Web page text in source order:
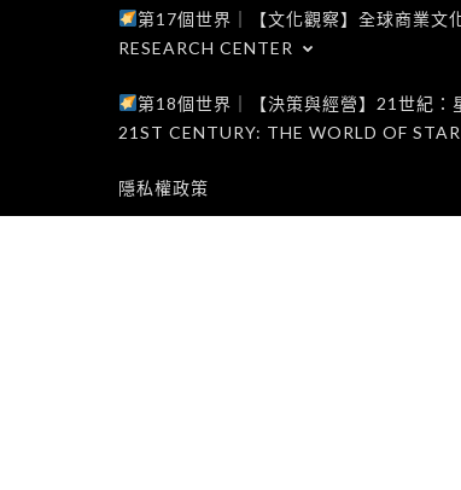
第17個世界｜【文化觀察】全球商業
RESEARCH CENTER
第18個世界｜【決策與經營】21世紀
21ST CENTURY: THE WORLD OF
隱私權政策